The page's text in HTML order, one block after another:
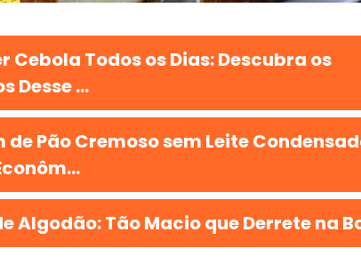
Cebola Todos os Dias: Descubra os
Desse ...
de Pão Cremoso sem Leite
Algodão: Tão Macio que Derrete na